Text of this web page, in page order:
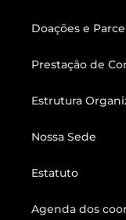
Doações e
Prestação de
Estrutura
Nossa Sede
Estatuto
Agenda dos